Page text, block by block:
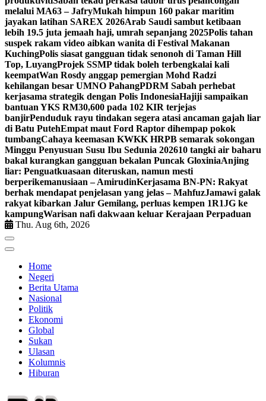
melalui MA63 – JafryMukah himpun 160 pakar maritim
jayakan latihan SAREX 2026Arab Saudi sambut ketibaan
lebih 19.5 juta jemaah haji, umrah sepanjang 2025Polis tahan
suspek rakam video aibkan wanita di Festival Makanan
KuchingPolis siasat gangguan tidak senonoh di Taman Hill
Top, LuyangProjek SSMP tidak boleh terbengkalai kali
keempatWan Rosdy anggap pemergian Mohd Radzi
kehilangan besar UMNO PahangPDRM Sabah perhebat
kerjasama strategik dengan Polis IndonesiaHajiji sampaikan
bantuan YKS RM30,600 pada 102 KIR terjejas
banjirPenduduk rayu tindakan segera atasi ancaman gajah liar
di Batu PutehEmpat maut Ford Raptor dihempap pokok
tumbangCahaya keemasan KWKK HRPB semarak sokongan
Minggu Penyusuan Susu Ibu Sedunia 202610 tangki air baharu
bakal kurangkan gangguan bekalan Puncak GloxiniaAnjing
liar: Penguatkuasaan diteruskan, namun mesti
berperikemanusiaan – AmirudinKerjasama BN-PN: Rakyat
berhak mendapat penjelasan yang jelas – MahfuzJamawi galak
rakyat kibarkan Jalur Gemilang, perluas kempen 1R1JG ke
kampungWarisan nafi dakwaan keluar Kerajaan Perpaduan
Thu. Aug 6th, 2026
Home
Negeri
Berita Utama
Nasional
Politik
Ekonomi
Global
Sukan
Ulasan
Kolumnis
Hiburan